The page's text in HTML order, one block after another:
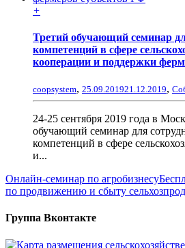
+
Третий обучающий семинар
компетенций в сфере
кооперации и поддержки
coopsystem, 25.09.201921.12.2019,
24-25 сентября 2019 года в
обучающий семинар для
компетенций в сфере
и...
Онлайн-семинар по агробизнесу
по продвижению и сбыту
Группа Вконтакте